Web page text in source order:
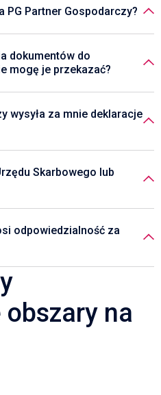
Partner Gospodarczy?
dokumentów do
mogę je przekazać?
wysyła za mnie deklaracje
Skarbowego lub
odpowiedzialność za
na